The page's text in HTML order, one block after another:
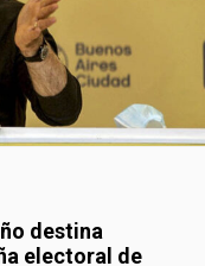
destina
electoral de